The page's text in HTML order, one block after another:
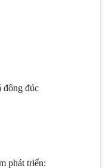
đông đúc
phát triển: